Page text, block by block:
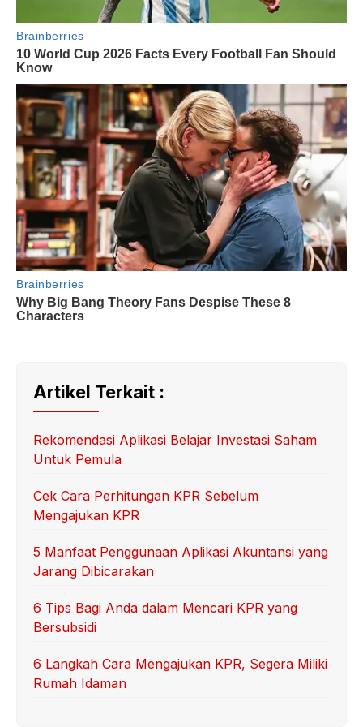
Artikel Terkait :
Rekomendasi Aplikasi Belajar Investasi Saham
Untuk Pemula
Cek Cara Perhitungan KPR Sebelum
Mengajukan KPR
5 Manfaat Penggunaan Aplikasi Akuntansi yang
Jarang Dibicarakan
6 Tips Bagi Anda dalam Mencari KPR yang
Bersubsidi
6 Langkah Cara Mengajukan KPR, Segera Miliki
Rumah Idaman